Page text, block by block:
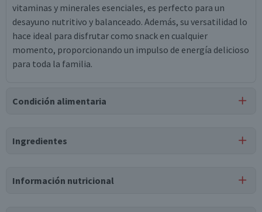
vitaminas y minerales esenciales, es perfecto para un
desayuno nutritivo y balanceado. Además, su versatilidad lo
hace ideal para disfrutar como snack en cualquier
momento, proporcionando un impulso de energía delicioso
para toda la familia.
Condición alimentaria
Ingredientes
Información nutricional